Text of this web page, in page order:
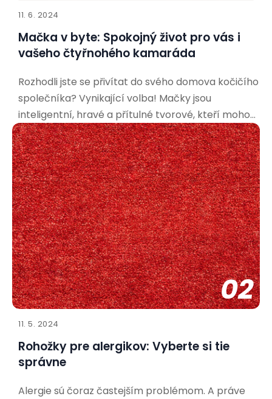
11. 6. 2024
Mačka v byte: Spokojný život pro vás i
vašeho čtyřnohého kamaráda
Rozhodli jste se přivítat do svého domova kočičího
společníka? Vynikající volba! Mačky jsou
inteligentní, hravé a přítulné tvorové, kteří mohou
přinést do vašeho života spoustu radosti. Aby bylo
soužití co nejpříjemnější pro vás i vašeho nového
spolubydlícího, je důležité připravit se a vytvořit
mu vhodné
02
11. 5. 2024
Rohožky pre alergikov: Vyberte si tie
správne
Alergie sú čoraz častejším problémom. A práve